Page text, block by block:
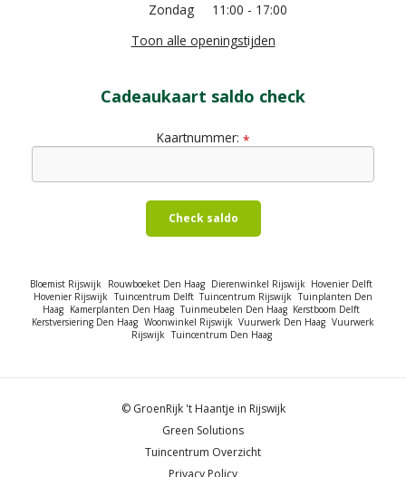
Zondag
11:00 - 17:00
Toon alle openingstijden
Cadeaukaart saldo check
Kaartnummer: *
Check saldo
Bloemist Rijswijk Rouwboeket Den Haag Dierenwinkel Rijswijk Hovenier Delft
Hovenier Rijswijk Tuincentrum Delft Tuincentrum Rijswijk Tuinplanten Den
Haag Kamerplanten Den Haag Tuinmeubelen Den Haag Kerstboom Delft
Kerstversiering Den Haag Woonwinkel Rijswijk Vuurwerk Den Haag Vuurwerk
Rijswijk Tuincentrum Den Haag
© GroenRijk 't Haantje in Rijswijk
Green Solutions
Tuincentrum Overzicht
Privacy Policy